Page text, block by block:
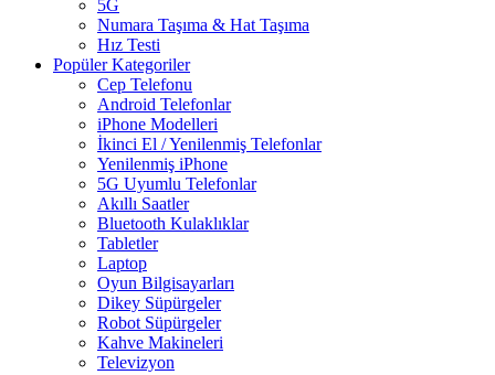
5G
Numara Taşıma & Hat Taşıma
Hız Testi
Popüler Kategoriler
Cep Telefonu
Android Telefonlar
iPhone Modelleri
İkinci El / Yenilenmiş Telefonlar
Yenilenmiş iPhone
5G Uyumlu Telefonlar
Akıllı Saatler
Bluetooth Kulaklıklar
Tabletler
Laptop
Oyun Bilgisayarları
Dikey Süpürgeler
Robot Süpürgeler
Kahve Makineleri
Televizyon